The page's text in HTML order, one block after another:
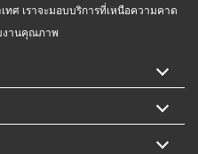
ศ เราจะมอบบริการที่เหนือความคาด
งานคุณภาพ